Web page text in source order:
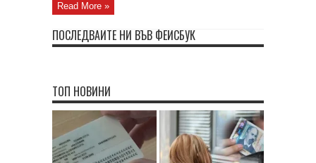
Read More »
ПОСЛЕДВАЙТЕ НИ ВЪВ ФЕЙСБУК
ТОП НОВИНИ